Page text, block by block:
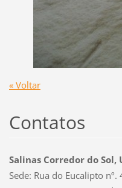
« Voltar
Contatos
Salinas Corredor do Sol,
Sede: Rua do Eucalipto